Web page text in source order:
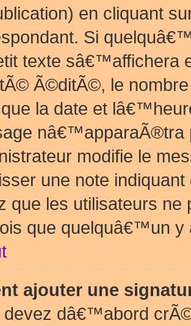
en cliquant
Si
texte sâ€™affichera
Ã©ditÃ©, le
la date et
nâ€™apparaÃ®tra
modifie le
une note
que les utilisateurs
que quelquâ€™un y
ajouter une
devez dâ€™abord